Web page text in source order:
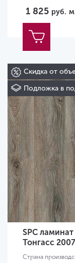
1 825 руб.
Скидка от
Подложка в
SPC
Тонгасс 2007
Страна